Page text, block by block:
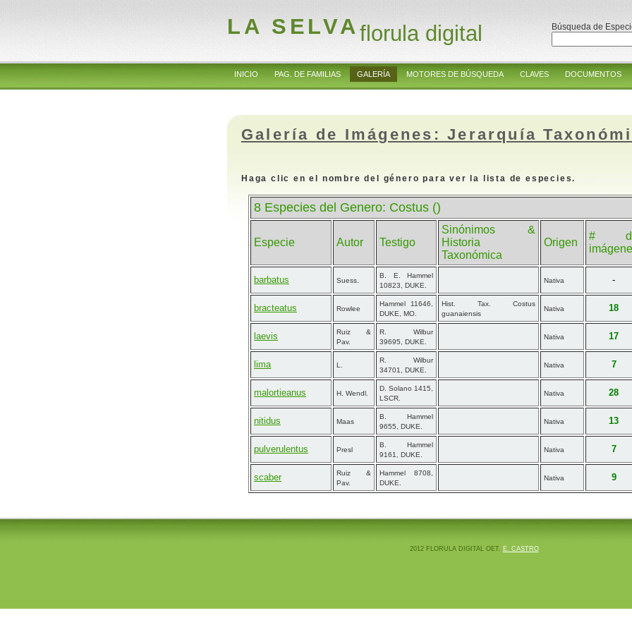
LA SELVAflorula digital Búsqueda de
INICIO PAG. DE FAMILIAS GALERÍA MOTORES DE BÚSQUEDA CLAVES DOCUMENTOS
Galería de Imágenes: Jerarquía
Haga clic en el nombre del género para ver la lista de especies.
8 Especies del Genero: Costus ()
Especie Autor Testigo
Sinónimos &
Historia
Taxonómica
Origen
#
barbatus Suess.
B. E. Hammel
10823, DUKE.
Nativa -
bracteatus Rowlee
Hammel 11646,
DUKE, MO.
Hist. Tax. Costus
guanaiensis
Nativa 18
laevis
Ruiz &
Pav.
R. Wilbur
39695, DUKE.
Nativa 17
lima L.
R. Wilbur
34701, DUKE.
Nativa 7
malortieanus H. Wendl.
D. Solano 1415,
LSCR.
Nativa 28
nitidus Maas
B. Hammel
9655, DUKE.
Nativa 13
pulverulentus Presl
B. Hammel
9161, DUKE.
Nativa 7
scaber
Ruiz &
Pav.
Hammel 8708,
DUKE.
Nativa 9
2012 FLORULA DIGITAL OET. E. CASTRO